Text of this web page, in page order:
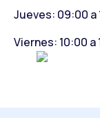
Jueves: 09:00 a
Viernes: 10:00 a